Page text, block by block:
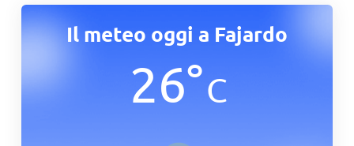
Il meteo oggi a Fajardo
26°C